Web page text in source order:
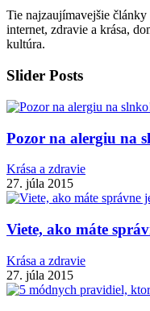
Tie najzaujímavejšie
internet, zdravie a krása,
kultúra.
Slider Posts
Pozor na alergiu na
Krása a zdravie
27. júla 2015
Viete, ako máte
Krása a zdravie
27. júla 2015